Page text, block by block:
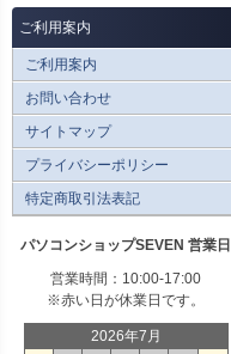
ご利用案内
ご利用案内
お問い合わせ
サイトマップ
プライバシーポリシー
特定商取引法表記
パソコンショップSEVEN 営業日
営業時間：10:00-17:00
※赤い日が休業日です。
2026年7月